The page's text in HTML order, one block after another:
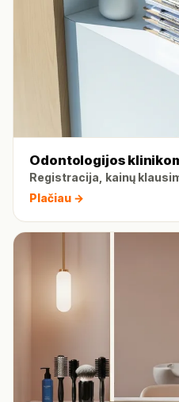
Odontologijos
Registracija, kainų
Plačiau →